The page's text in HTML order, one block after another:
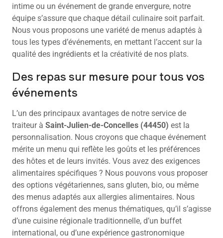
intime ou un événement de grande envergure, notre
équipe s’assure que chaque détail culinaire soit parfait.
Nous vous proposons une variété de menus adaptés à
tous les types d’événements, en mettant l’accent sur la
qualité des ingrédients et la créativité de nos plats.
Des repas sur mesure pour tous vos
événements
L’un des principaux avantages de notre service de
traiteur à Saint-Julien-de-Concelles (44450) est la
personnalisation. Nous croyons que chaque événement
mérite un menu qui reflète les goûts et les préférences
des hôtes et de leurs invités. Vous avez des exigences
alimentaires spécifiques ? Nous pouvons vous proposer
des options végétariennes, sans gluten, bio, ou même
des menus adaptés aux allergies alimentaires. Nous
offrons également des menus thématiques, qu’il s’agisse
d’une cuisine régionale traditionnelle, d’un buffet
international, ou d’une expérience gastronomique